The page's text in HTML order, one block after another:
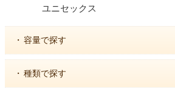
ユニセックス
・ 容量で探す
・ 種類で探す